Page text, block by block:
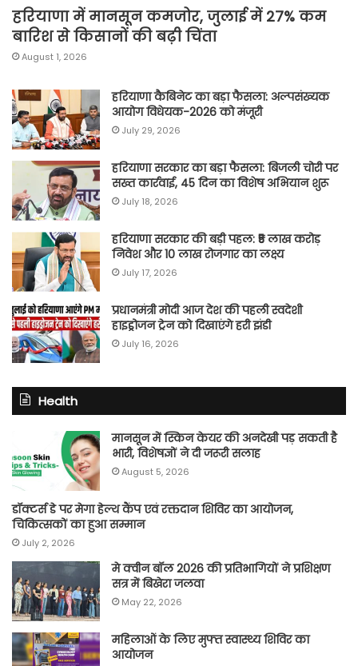
हरियाणा में मानसून कमजोर, जुलाई में 27% कम
बारिश से किसानों की बढ़ी चिंता
August 1, 2026
हरियाणा कैबिनेट का बड़ा फैसला: अल्पसंख्यक
आयोग विधेयक-2026 को मंजूरी
July 29, 2026
हरियाणा सरकार का बड़ा फैसला: बिजली चोरी पर
सख्त कार्रवाई, 45 दिन का विशेष अभियान शुरू
July 18, 2026
हरियाणा सरकार की बड़ी पहल: ₹5 लाख करोड़
निवेश और 10 लाख रोजगार का लक्ष्य
July 17, 2026
प्रधानमंत्री मोदी आज देश की पहली स्वदेशी
हाइड्रोजन ट्रेन को दिखाएंगे हरी झंडी
July 16, 2026
Health
मानसून में स्किन केयर की अनदेखी पड़ सकती है
भारी, विशेषज्ञों ने दी जरूरी सलाह
August 5, 2026
डॉक्टर्स डे पर मेगा हेल्थ कैंप एवं रक्तदान शिविर का आयोजन,
चिकित्सकों का हुआ सम्मान
July 2, 2026
मे क्वीन बॉल 2026 की प्रतिभागियों ने प्रशिक्षण
सत्र में बिखेरा जलवा
May 22, 2026
महिलाओं के लिए मुफ्त स्वास्थ्य शिविर का
आयोजन